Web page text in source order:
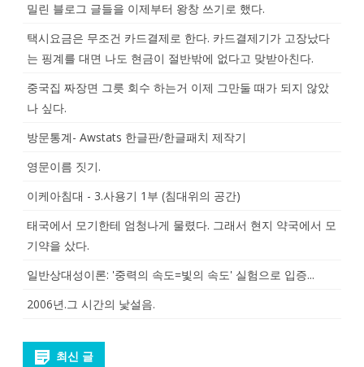
밀린 블로그 글들을 이제부터 왕창 쓰기로 했다.
택시요금은 무조건 카드결제로 한다. 카드결제기가 고장났다
는 핑계를 대면 나도 현금이 절반밖에 없다고 맞받아친다.
중국집 짜장면 그릇 회수 하는거 이제 그만둘 때가 되지 않았
나 싶다.
방문통계- Awstats 한글판/한글패치 제작기
영문이름 짓기.
이케아침대 - 3.사용기 1부 (침대위의 공간)
태국에서 모기한테 엄청나게 물렸다. 그래서 현지 약국에서 모
기약을 샀다.
일반상대성이론: '중력의 속도=빛의 속도' 실험으로 입증...
2006년.그 시간의 낯설음.
최신 글